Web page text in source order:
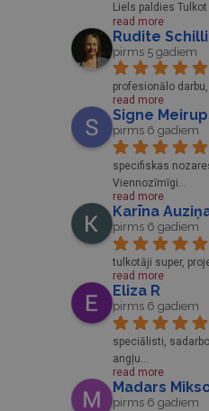
Liels paldies
read more
Rudite
pirms 5 gadiem
profesionālo
read more
Signe
pirms 6 gadiem
specifiskas
Viennozīmīgi...
read more
Karīna
pirms 6 gadiem
tulkotāji super,
read more
Eliza R
pirms 6 gadiem
speciālisti,
angļu...
read more
Madars
pirms 6 gadiem